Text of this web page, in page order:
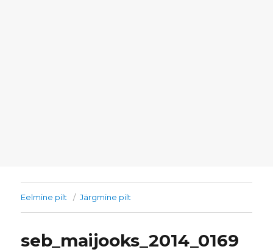
Eelmine pilt Järgmine pilt
seb_maijooks_2014_0169